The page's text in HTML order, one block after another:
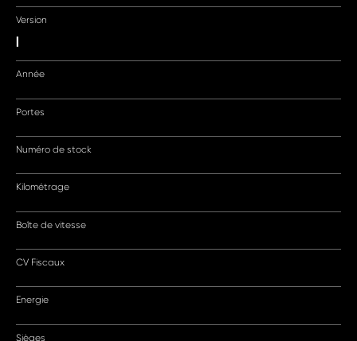
Version
|
Année
Portes
Numéro de stock
Kilométrage
Boîte de vitesse
CV Fiscaux
Energie
Sièges